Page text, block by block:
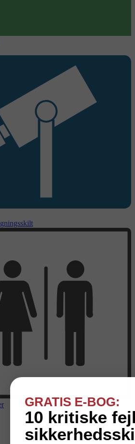
GRATIS E-BOG:
10 kritiske